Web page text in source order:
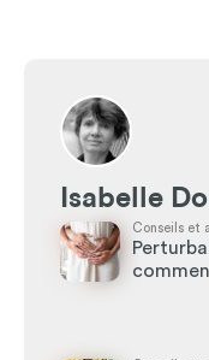
Isabelle
Conseils et